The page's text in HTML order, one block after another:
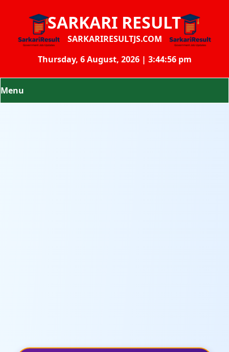
SARKARI RESULT
SARKARIRESULTJS.COM
Thursday, 6 August, 2026 | 3:44:57 pm
Menu